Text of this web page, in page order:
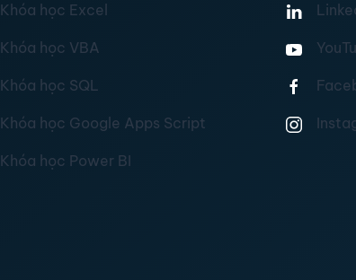
Khóa học Excel
Khóa học VBA
Khóa học SQL
Khóa học Google Apps Script
Khóa học Power BI